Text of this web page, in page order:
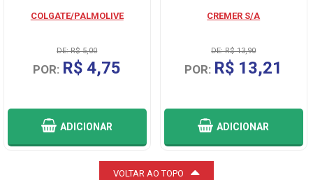
COLGATE/PALMOLIVE
DE: R$ 5,00
POR: R$ 4,75
ADICIONAR
CREMER S/A
DE: R$ 13,90
POR: R$ 13,21
ADICIONAR
VOLTAR AO TOPO